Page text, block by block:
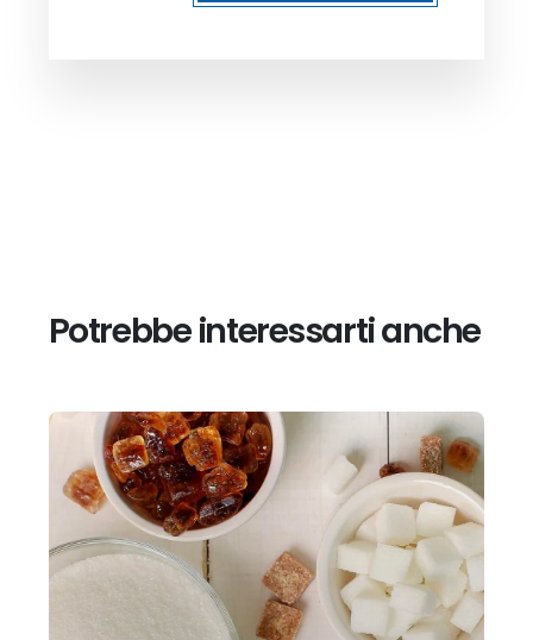
Potrebbe interessarti anche